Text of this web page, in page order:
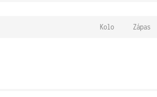
Kolo Zápas